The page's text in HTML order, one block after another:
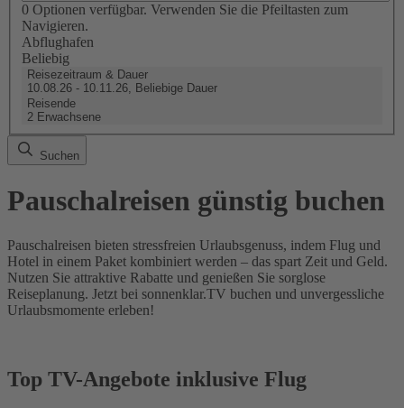
0 Optionen verfügbar. Verwenden Sie die Pfeiltasten zum
Navigieren.
Abflughafen
Beliebig
Reisezeitraum & Dauer
10.08.26 - 10.11.26, Beliebige Dauer
Reisende
2 Erwachsene
Suchen
Pauschalreisen günstig buchen
Pauschalreisen bieten stressfreien Urlaubsgenuss, indem Flug und
Hotel in einem Paket kombiniert werden – das spart Zeit und Geld.
Nutzen Sie attraktive Rabatte und genießen Sie sorglose
Reiseplanung. Jetzt bei sonnenklar.TV buchen und unvergessliche
Urlaubsmomente erleben!
Top TV-Angebote inklusive Flug